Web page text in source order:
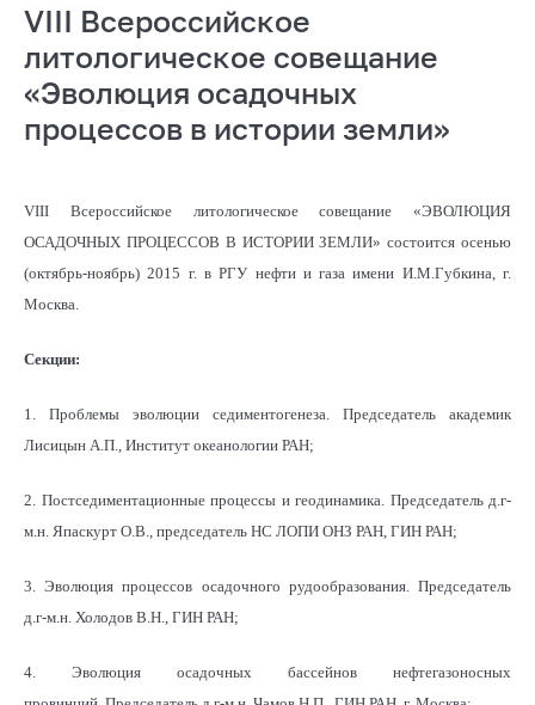
VIII Всероссийское
литологическое совещание
«Эволюция осадочных
процессов в истории земли»
VIII Всероссийское литологическое совещание «ЭВОЛЮЦИЯ
ОСАДОЧНЫХ ПРОЦЕССОВ В ИСТОРИИ ЗЕМЛИ» состоится осенью
(октябрь-ноябрь) 2015 г. в РГУ нефти и газа имени И.М.Губкина, г.
Москва.
Секции:
1. Проблемы эволюции седиментогенеза. Председатель академик
Лисицын А.П., Институт океанологии РАН;
2. Постседиментационные процессы и геодинамика. Председатель д.г-
м.н. Япаскурт О.В., председатель НС ЛОПИ ОНЗ РАН, ГИН РАН;
3. Эволюция процессов осадочного рудообразования. Председатель
д.г-м.н. Холодов В.Н., ГИН РАН;
4. Эволюция осадочных бассейнов нефтегазоносных